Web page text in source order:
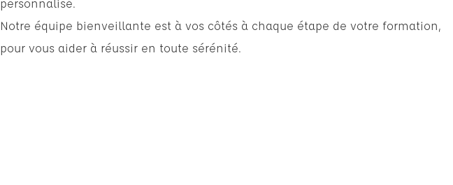
personnalisé.
Notre équipe bienveillante est à vos côtés à chaque étape de votre formation,
pour vous aider à réussir en toute sérénité.